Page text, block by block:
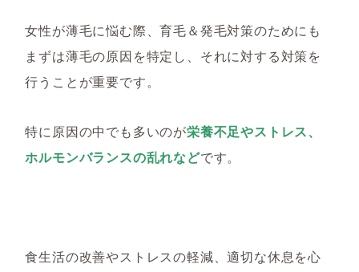
女性が薄毛に悩む際、育毛＆発毛対策のためにも
まずは薄毛の原因を特定し、それに対する対策を
行うことが重要です。
特に原因の中でも多いのが栄養不足やストレス、
ホルモンバランスの乱れなどです。
食生活の改善やストレスの軽減、適切な休息を心